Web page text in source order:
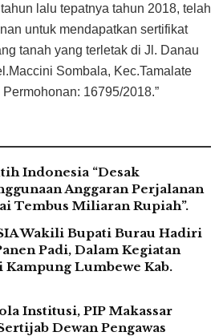
lalu tepatnya tahun 2018, telah
untuk mendapatkan sertifikat
tanah yang terletak di Jl. Danau
Sombala, Kec.Tamalate
16795/2018.”
Indonesia “Desak
Anggaran Perjalanan
Tembus Miliaran Rupiah”.
Wakili Bupati Burau Hadiri
Padi, Dalam Kegiatan
Kampung Lumbewe Kab.
Institusi, PIP Makassar
Dewan Pengawas